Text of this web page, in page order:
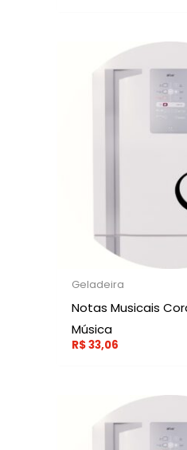
Geladeira
Notas Musicais
Música
R$33,06